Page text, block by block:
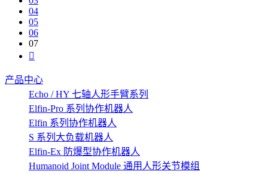
04
05
06
07
产品中心
Echo / HY 七轴人形手臂系列
Elfin-Pro 系列协作机器人
Elfin 系列协作机器人
S 系列大负载机器人
Elfin-Ex 防爆型协作机器人
Humanoid Joint Module 通用人形关节模组